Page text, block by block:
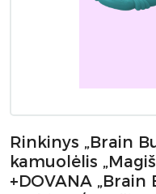
Rinkinys „Brain
kamuolėlis
+DOVANA „Brain